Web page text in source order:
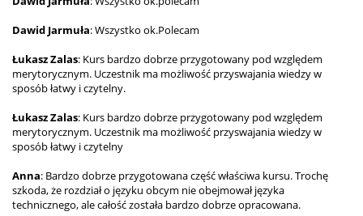
Dawid Jarmuła: Wszystko ok.Polecam
Łukasz Zalas: Kurs bardzo dobrze przygotowany pod względem
merytorycznym. Uczestnik ma możliwość przyswajania wiedzy w
sposób łatwy i czytelny.
Łukasz Zalas: Kurs bardzo dobrze przygotowany pod względem
merytorycznym. Uczestnik ma możliwość przyswajania wiedzy w
sposób łatwy i czytelny
Anna: Bardzo dobrze przygotowana część właściwa kursu. Trochę
szkoda, że rozdział o języku obcym nie obejmował języka
technicznego, ale całość została bardzo dobrze opracowana.